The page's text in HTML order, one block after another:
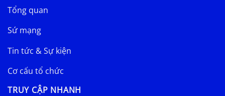
Tổng quan
Sứ mạng
Tin tức & Sự kiện
Cơ cấu tổ chức
TRUY CẬP NHANH